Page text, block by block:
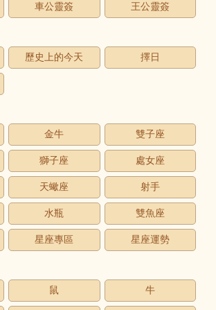
車公靈簽 王公靈簽
歷史上的今天 擇日
金牛 雙子座
獅子座 處女座
天蠍座 射手
水瓶 雙魚座
星座專區 星座運勢
鼠 牛